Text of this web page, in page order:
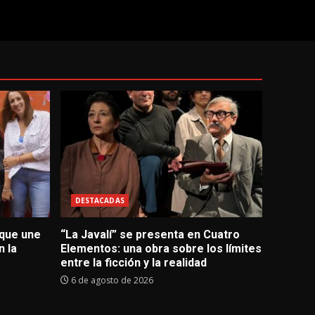
une
la
DESTACADAS
“La Javalí” se presenta en Cuatro
Elementos: una obra sobre los límites
entre la ficción y la realidad
6 de agosto de 2026